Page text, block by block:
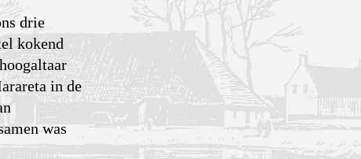
drie
kokend
in de
was